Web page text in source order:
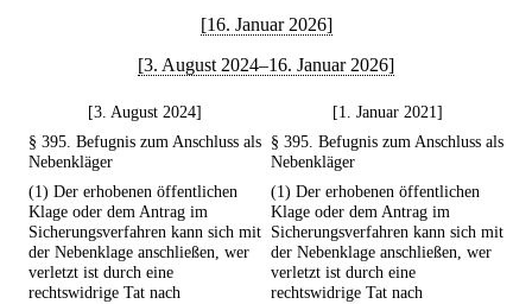
[16. Januar 2026]
[3. August 2024–16. Januar 2026]
[3. August 2024]
[1. Januar 2021]
§ 395. Befugnis zum Anschluss als
Nebenkläger
§ 395. Befugnis zum Anschluss als
Nebenkläger
(1) Der erhobenen öffentlichen
Klage oder dem Antrag im
Sicherungsverfahren kann sich mit
der Nebenklage anschließen, wer
verletzt ist durch eine
rechtswidrige Tat nach
(1) Der erhobenen öffentlichen
Klage oder dem Antrag im
Sicherungsverfahren kann sich mit
der Nebenklage anschließen, wer
verletzt ist durch eine
rechtswidrige Tat nach